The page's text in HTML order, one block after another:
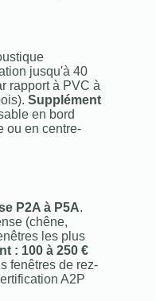
jusqu'à 40
rapport à PVC à
Supplément
en bord
ou en centre-
P2A à P5A.
(chêne,
les plus
: 100 à 250 €
fenêtres de rez-
A2P